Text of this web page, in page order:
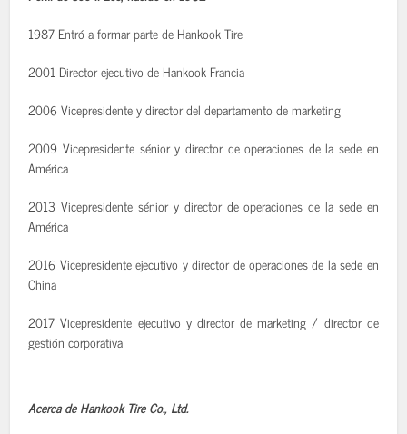
1987 Entró a formar parte de Hankook Tire
2001 Director ejecutivo de Hankook Francia
2006 Vicepresidente y director del departamento de marketing
2009 Vicepresidente sénior y director de operaciones de la sede en
América
2013 Vicepresidente sénior y director de operaciones de la sede en
América
2016 Vicepresidente ejecutivo y director de operaciones de la sede en
China
2017 Vicepresidente ejecutivo y director de marketing / director de
gestión corporativa
Acerca de Hankook Tire Co., Ltd.